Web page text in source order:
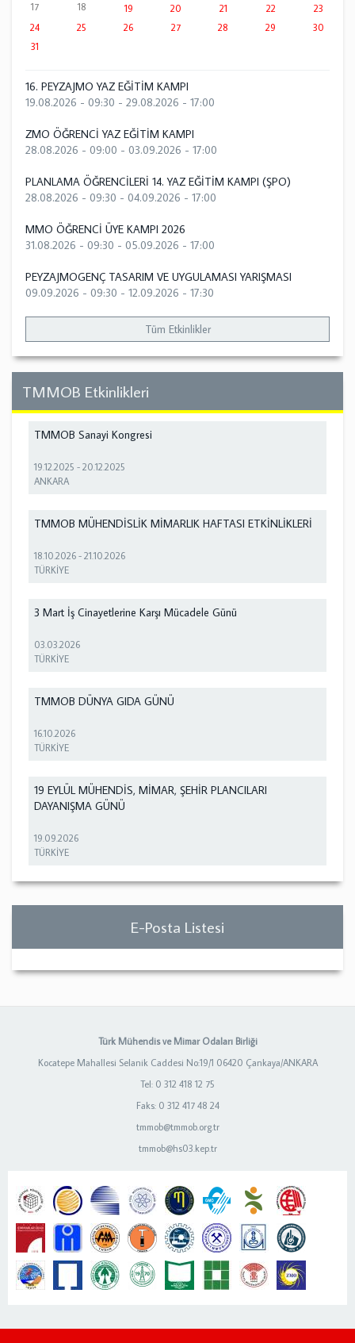
17
18 19 20 21 22
23
24
25 26 27 28 29
30
31
16. PEYZAJMO YAZ EĞİTİM KAMPI
19.08.2026 - 09:30 - 29.08.2026 - 17:00
ZMO ÖĞRENCİ YAZ EĞİTİM KAMPI
28.08.2026 - 09:00 - 03.09.2026 - 17:00
PLANLAMA ÖĞRENCİLERİ 14. YAZ EĞİTİM KAMPI (ŞPO)
28.08.2026 - 09:30 - 04.09.2026 - 17:00
MMO ÖĞRENCİ ÜYE KAMPI 2026
31.08.2026 - 09:30 - 05.09.2026 - 17:00
PEYZAJMOGENÇ TASARIM VE UYGULAMASI YARIŞMASI
09.09.2026 - 09:30 - 12.09.2026 - 17:30
Tüm Etkinlikler
TMMOB Etkinlikleri
TMMOB Sanayi Kongresi
19.12.2025 -20.12.2025
ANKARA
TMMOB MÜHENDİSLİK MİMARLIK HAFTASI ETKİNLİKLERİ
18.10.2026 -21.10.2026
TÜRKİYE
3 Mart İş Cinayetlerine Karşı Mücadele Günü
03.03.2026
TÜRKİYE
TMMOB DÜNYA GIDA GÜNÜ
16.10.2026
TÜRKİYE
19 EYLÜL MÜHENDİS, MİMAR, ŞEHİR PLANCILARI
DAYANIŞMA GÜNÜ
19.09.2026
TÜRKİYE
E-Posta Listesi
Türk Mühendis ve Mimar Odaları Birliği
Kocatepe Mahallesi Selanik Caddesi No:19/1 06420 Çankaya/ANKARA
Tel: 0 312 418 12 75
Faks: 0 312 417 48 24
tmmob@tmmob.org.tr
tmmob@hs03.kep.tr